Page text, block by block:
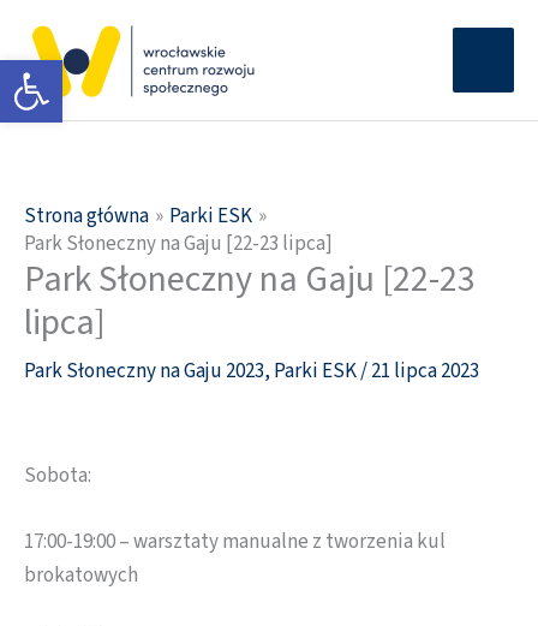
Otwórz pasek narzędzi
treści
Strona główna
Parki ESK
Park Słoneczny na Gaju [22-23 lipca]
Park Słoneczny na Gaju [22-23
lipca]
Park Słoneczny na Gaju 2023, Parki ESK/21 lipca 2023
Sobota:
17:00-19:00 – warsztaty manualne z tworzenia kul
brokatowych